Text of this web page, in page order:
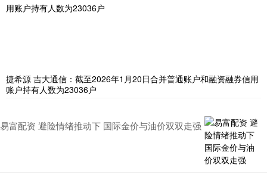
捷希源 吉大通信：截至2026年1月20日合并普通账户和融资融券信用
账户持有人数为23036户
易富配资 避险情绪推动下 国际金价与油价双双走强